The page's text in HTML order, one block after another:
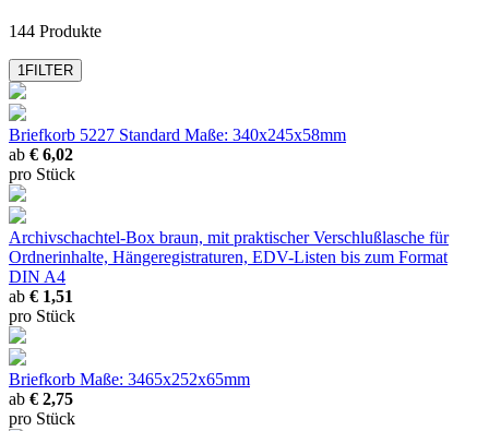
mehr anzeigen
144 Produkte
1FILTER
Briefkorb 5227 Standard Maße: 340x245x58mm
ab € 6,02
pro Stück
Archivschachtel-Box braun, mit praktischer Verschlußlasche für
Ordnerinhalte, Hängeregistraturen, EDV-Listen bis zum Format
DIN A4
ab € 1,51
pro Stück
Briefkorb Maße: 3465x252x65mm
ab € 2,75
pro Stück